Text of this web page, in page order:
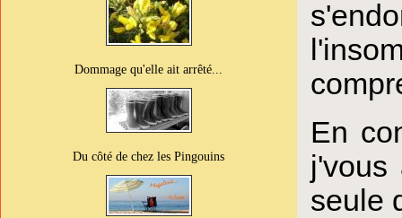
Dommage qu'elle ait arrêté...
Du côté de chez les Pingouins
En
j'vous
seule